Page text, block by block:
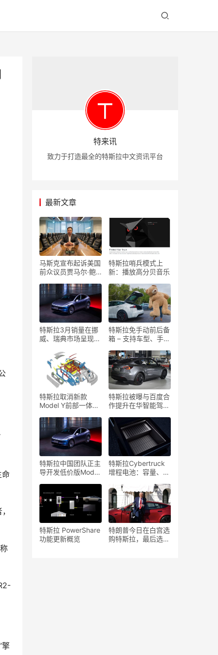
命
擎
特来讯
致力于打造最全的特斯拉中文资讯平台
最新文章
马斯克宣布起诉美国
前众议员贾马尔·鲍
特斯拉哨兵模式上
新：播放高分贝音乐
特斯拉3月销量在挪
威、瑞典市场呈现复
特斯拉免手动前后备
箱 – 支持车型、手机
特斯拉取消新款
Model Y前部一体压
铸工艺
特斯拉被曝与百度合
作提升在华智能驾驶
特斯拉中国团队正主
导开发低价版Model
特斯拉Cybertruck
增程电池：容量、续
特斯拉 PowerShare
功能更新概览
特朗普今日在白宫选
购特斯拉，最后选了